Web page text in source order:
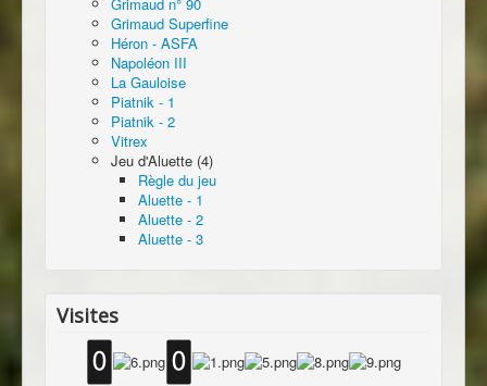
Grimaud n° 90
Grimaud Superfine
Héron - ASFA
Napoléon III
La Gauloise
Piatnik - 1
Piatnik - 2
Vitrex
Jeu d'Aluette (4)
Règle du jeu
Aluette - 1
Aluette - 2
Aluette - 3
Visites